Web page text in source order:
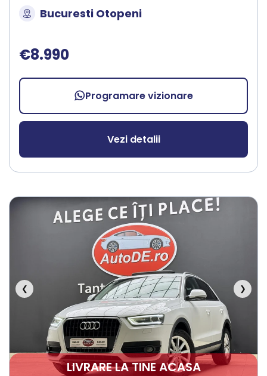
Bucuresti Otopeni
€8.990
Programare vizionare
Vezi detalii
❮ ❯
LIVRARE LA TINE ACASA